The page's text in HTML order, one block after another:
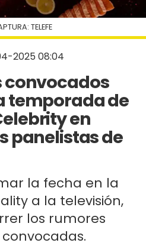
2025 08:04
convocados
temporada de
en
panelistas de
la fecha en la
a la televisión,
los rumores
TELEFE